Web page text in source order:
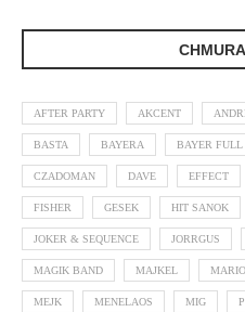
AFTER PARTY AKCENT
BASTA BAYERA BAYER FULL
CZADOMAN DAVE EFFECT
FISHER GESEK HIT SANOK
JOKER & SEQUENCE JORRGUS
MAGIK BAND MAJKEL
MEJK MENELAOS MIG